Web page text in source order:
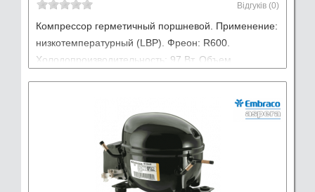
Відгуків (0)
Компрессор герметичный поршневой. Применение:
низкотемпературный (LBP). Фреон: R600.
Холодопроизводительность: 97 Вт. Объем
Embraco Aspera
Тип: Низкотемпературные LBP
Работает на: R600